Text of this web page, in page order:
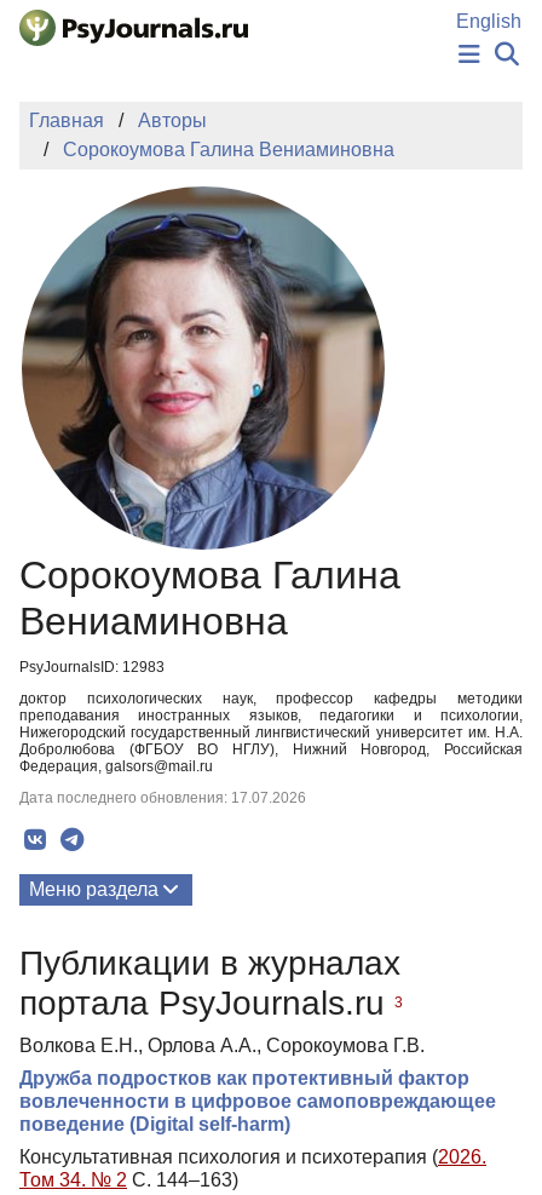
Перейти к основному содержанию
English
ИЗДАНИЯ
ПОДАТЬ РУКОПИСЬ
БАЗА ЗНАНИЙ
КЛЮЧЕВЫЕ СЛОВА
Регистрация
Главная
Авторы
Сорокоумова Галина Вениаминовна
Сорокоумова Галина
Вениаминовна
PsyJournalsID: 12983
доктор психологических наук, профессор кафедры методики
преподавания иностранных языков, педагогики и психологии,
Нижегородский государственный лингвистический университет им. Н.А.
Добролюбова (ФГБОУ ВО НГЛУ), Нижний Новгород, Российская
Федерация, galsors@mail.ru
Дата последнего обновления: 17.07.2026
Меню раздела
Публикации в журналах
портала PsyJournals.ru
3
Волкова Е.Н., Орлова А.А., Сорокоумова Г.В.
Дружба подростков как протективный фактор
вовлеченности в цифровое самоповреждающее
поведение (Digital self-harm)
Консультативная психология и психотерапия (2026.
Том 34. № 2 С. 144–163)